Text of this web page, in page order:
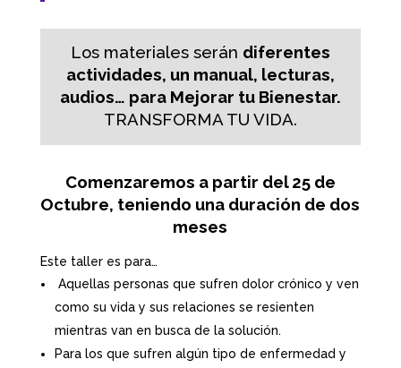
Los materiales serán diferentes
actividades, un manual, lecturas,
audios… para Mejorar tu Bienestar.
TRANSFORMA TU VIDA.
Comenzaremos a partir del 25 de
Octubre, teniendo una duración de dos
meses
Este taller es para…
Aquellas personas que sufren dolor crónico y ven
como su vida y sus relaciones se resienten
mientras van en busca de la solución.
Para los que sufren algún tipo de enfermedad y